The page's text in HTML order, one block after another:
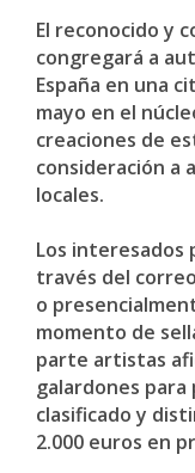
El reconocido y
congregará a
España en una
mayo en el
creaciones de
consideración a
locales.
Los interesados
través del
o
momento de
parte artistas
galardones
clasificado y
2.000 euros en